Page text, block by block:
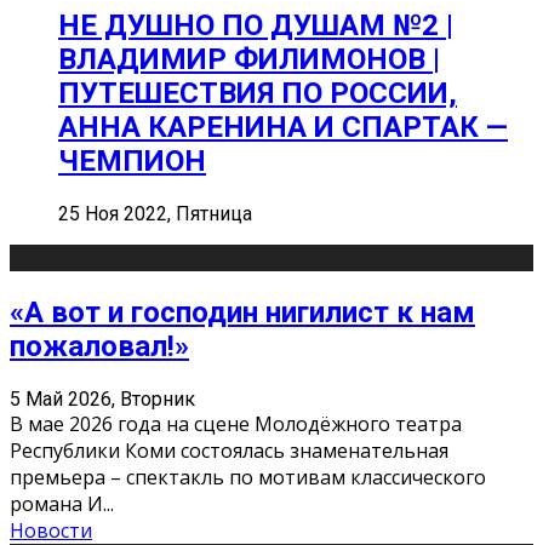
НЕ ДУШНО ПО ДУШАМ №2 |
ВЛАДИМИР ФИЛИМОНОВ |
ПУТЕШЕСТВИЯ ПО РОССИИ,
АННА КАРЕНИНА И СПАРТАК —
ЧЕМПИОН
25 Ноя 2022, Пятница
«А вот и господин нигилист к нам
пожаловал!»
5 Май 2026, Вторник
В мае 2026 года на сцене Молодёжного театра
Республики Коми состоялась знаменательная
премьера – спектакль по мотивам классического
романа И...
Новости